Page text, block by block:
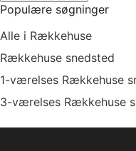
Populære søgninger
Alle i Rækkehuse
Rækkehuse snedsted
1-værelses Rækkehuse
3-værelses Rækkehuse